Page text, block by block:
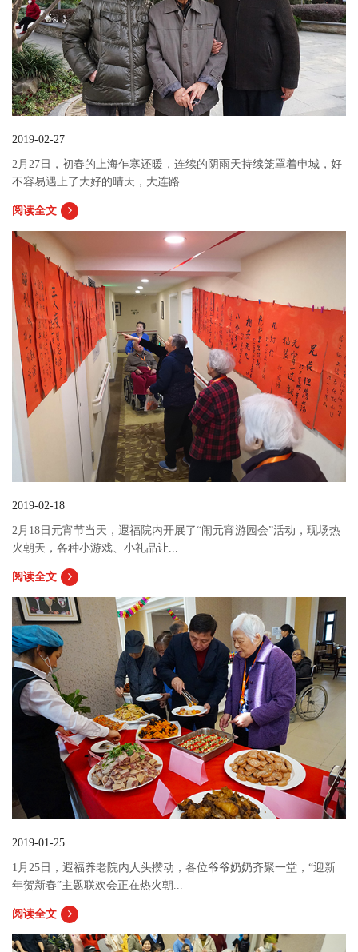
2019-02-27
2月27日，初春的上海乍寒还暖，连续的阴雨天持续笼罩着申城，好
不容易遇上了大好的晴天，大连路...
阅读全文
2019-02-18
2月18日元宵节当天，遐福院内开展了“闹元宵游园会”活动，现场热
火朝天，各种小游戏、小礼品让...
阅读全文
2019-01-25
1月25日，遐福养老院内人头攒动，各位爷爷奶奶齐聚一堂，“迎新
年贺新春”主题联欢会正在热火朝...
阅读全文